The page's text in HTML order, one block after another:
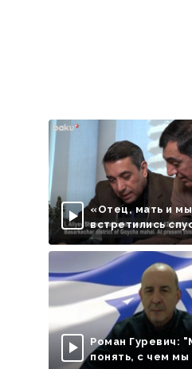
«Отец, мать и
встретились
месяцев»
Роман Гуревич:
понять, с чем